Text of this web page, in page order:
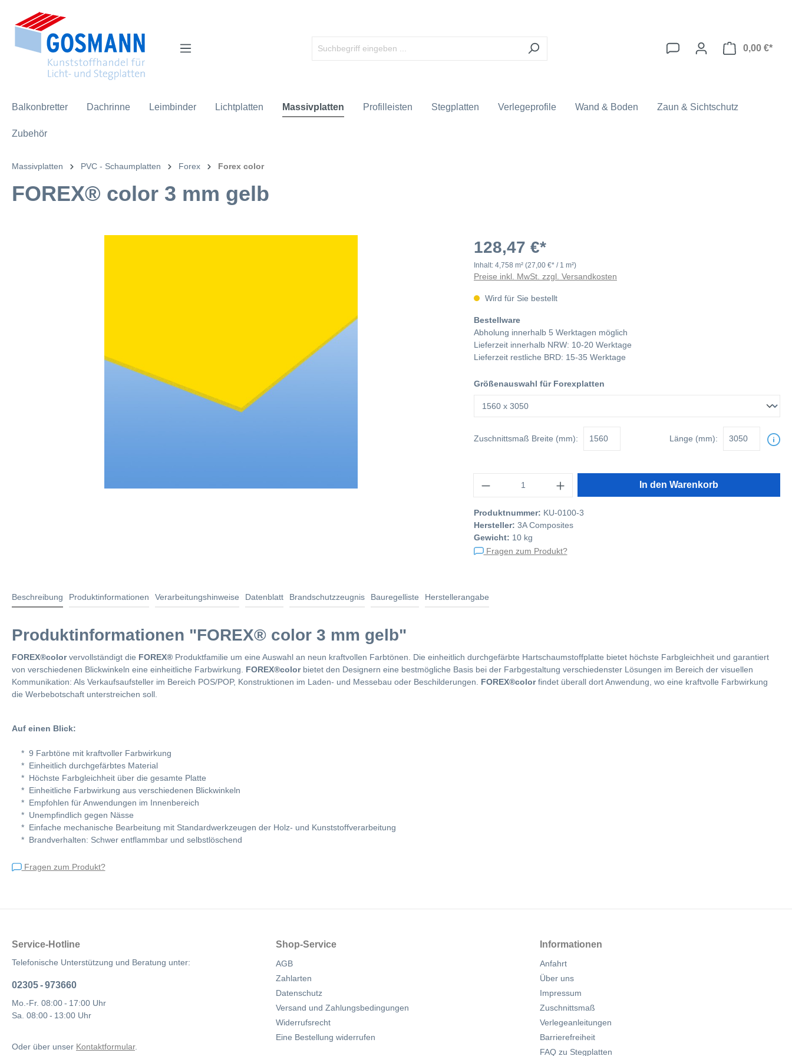
springen
0,00 €*
Balkonbretter Dachrinne Leimbinder Lichtplatten Massivplatten Profilleisten Stegplatten Verlegeprofile Wand & Boden Zaun & Sichtschutz
Zubehör
Massivplatten PVC - Schaumplatten Forex Forex color
FOREX® color 3 mm gelb
128,47 €*
Inhalt: 4,758 m² (27,00 €* / 1 m²)
Preise inkl. MwSt. zzgl. Versandkosten
Wird für Sie bestellt
Bestellware
Abholung innerhalb 5 Werktagen möglich
Lieferzeit innerhalb NRW: 10-20 Werktage
Lieferzeit restliche BRD: 15-35 Werktage
Größenauswahl für Forexplatten
Zuschnittsmaß Breite (mm): Länge (mm):
In den Warenkorb
Produktnummer: KU-0100-3
Hersteller: 3A Composites
Gewicht: 10 kg
Fragen zum Produkt?
Beschreibung Produktinformationen Verarbeitungshinweise Datenblatt Brandschutzzeugnis Bauregelliste Herstellerangabe
Produktinformationen "FOREX® color 3 mm gelb"
FOREX®colorvervollständigt die FOREX® Produktfamilie um eine Auswahl an neun kraftvollen Farbtönen. Die einheitlich durchgefärbte Hartschaumstoffplatte bietet höchste Farbgleichheit und garantiert
von verschiedenen Blickwinkeln eine einheitliche Farbwirkung. FOREX®colorbietet den Designern eine bestmögliche Basis bei der Farbgestaltung verschiedenster Lösungen im Bereich der visuellen
Kommunikation: Als Verkaufsaufsteller im Bereich POS/POP, Konstruktionen im Laden- und Messebau oder Beschilderungen. FOREX®colorfindet überall dort Anwendung, wo eine kraftvolle Farbwirkung
die Werbebotschaft unterstreichen soll.
Auf einen Blick:
* 9 Farbtöne mit kraftvoller Farbwirkung
* Einheitlich durchgefärbtes Material
* Höchste Farbgleichheit über die gesamte Platte
* Einheitliche Farbwirkung aus verschiedenen Blickwinkeln
* Empfohlen für Anwendungen im Innenbereich
* Unempfindlich gegen Nässe
* Einfache mechanische Bearbeitung mit Standardwerkzeugen der Holz- und Kunststoffverarbeitung
* Brandverhalten: Schwer entflammbar und selbstlöschend
Fragen zum Produkt?
Service-Hotline
Telefonische Unterstützung und Beratung unter:
02305 - 973660
Mo.-Fr. 08:00 - 17:00 Uhr
Sa. 08:00 - 13:00 Uhr
Oder über unser Kontaktformular.
Shop-Service
AGB
Zahlarten
Datenschutz
Versand und Zahlungsbedingungen
Widerrufsrecht
Eine Bestellung widerrufen
Informationen
Anfahrt
Über uns
Impressum
Zuschnittsmaß
Verlegeanleitungen
Barrierefreiheit
FAQ zu Stegplatten